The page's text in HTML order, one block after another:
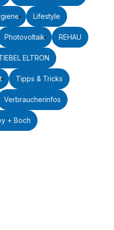
Lifestyle
Photovoltaik REHAU
ELTRON
Tipps & Tricks
Verbraucherinfos
+ Boch